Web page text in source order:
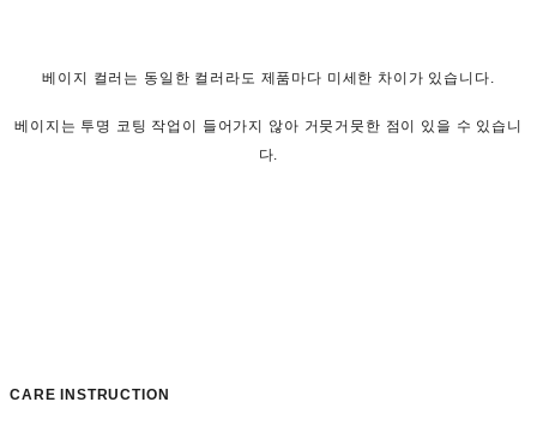
베이지 컬러는 동일한 컬러라도 제품마다 미세한 차이가 있습니다.
베이지는 투명 코팅 작업이 들어가지 않아 거뭇거뭇한 점이 있을 수 있습니
다.
CARE INSTRUCTION